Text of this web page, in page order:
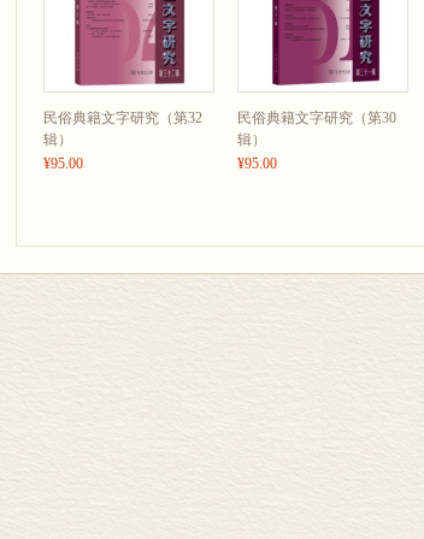
民俗典籍文字研究（第32
辑）
¥95.00
民俗典籍文字研究（第30
辑）
¥95.00